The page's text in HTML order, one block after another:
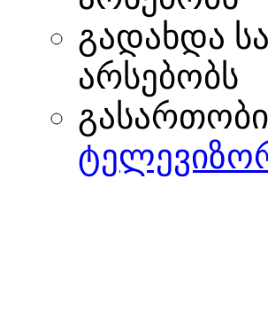
გადახდა
არსებობს
გასართობი